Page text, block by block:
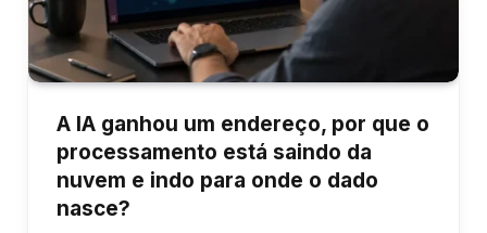
A IA ganhou um endereço, por que o
processamento está saindo da
nuvem e indo para onde o dado
nasce?